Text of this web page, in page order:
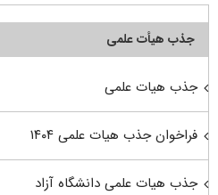
جذب هیأت علمی
جذب هیات علمی
فراخوان جذب هیات علمی ۱۴۰۴
جذب هیات علمی دانشگاه آزاد